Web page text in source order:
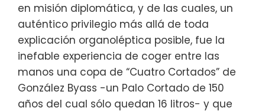
en misión diplomática, y de las cuales, un
auténtico privilegio más allá de toda
explicación organoléptica posible, fue la
inefable experiencia de coger entre las
manos una copa de “Cuatro Cortados” de
González Byass -un Palo Cortado de 150
años del cual sólo quedan 16 litros- y que